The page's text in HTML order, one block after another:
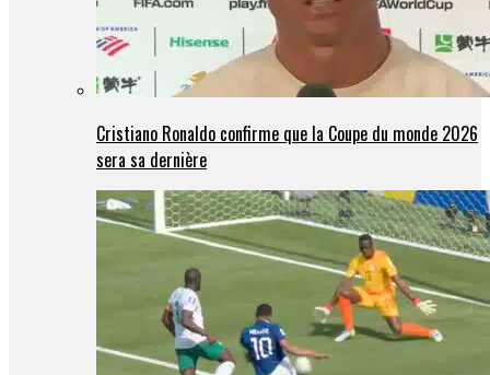
Cristiano Ronaldo confirme que la Coupe du monde 2026
sera sa dernière